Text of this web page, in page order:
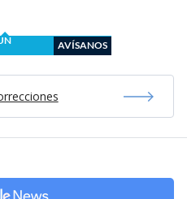
AVÍSANOS